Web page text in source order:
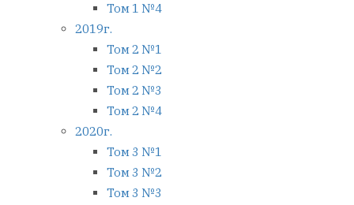
Том 1 №4
2019г.
Том 2 №1
Том 2 №2
Том 2 №3
Том 2 №4
2020г.
Том 3 №1
Том 3 №2
Том 3 №3